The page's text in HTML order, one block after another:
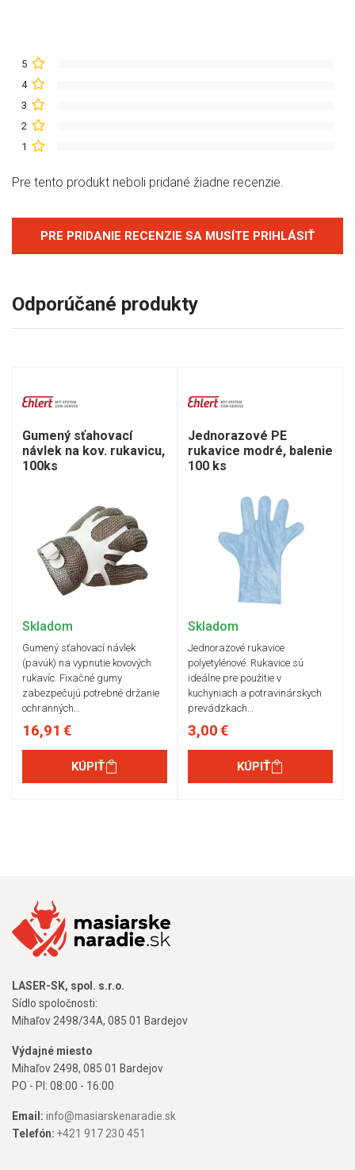
5
4
3
2
1
Pre tento produkt neboli pridané žiadne recenzie.
PRE PRIDANIE RECENZIE SA MUSÍTE PRIHLÁSIŤ
Odporúčané produkty
Gumený sťahovací
návlek na kov. rukavicu,
100ks
Skladom
Gumený sťahovací návlek
(pavúk) na vypnutie kovových
rukavíc. Fixačné gumy
zabezpečujú potrebné držanie
ochranných…
16,91 €
KÚPIŤ
Jednorazové PE
rukavice modré, balenie
100 ks
Skladom
Jednorazové rukavice
polyetylénové. Rukavice sú
ideálne pre použitie v
kuchyniach a potravinárskych
prevádzkach…
3,00 €
KÚPIŤ
LASER-SK, spol. s.r.o.
Sídlo spoločnosti:
Mihaľov 2498/34A, 085 01 Bardejov
Výdajné miesto
Mihaľov 2498, 085 01 Bardejov
PO - PI: 08:00 - 16:00
Email: info@masiarskenaradie.sk
Telefón: +421 917 230 451